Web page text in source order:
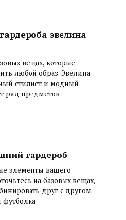
эвелина
вещах, которые
любой образ. Эвелина
стилист и модный
ряд предметов
гардероб
элементы вашего
на базовых вещах,
друг с другом.
футболка